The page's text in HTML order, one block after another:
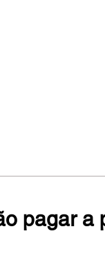
pagar a